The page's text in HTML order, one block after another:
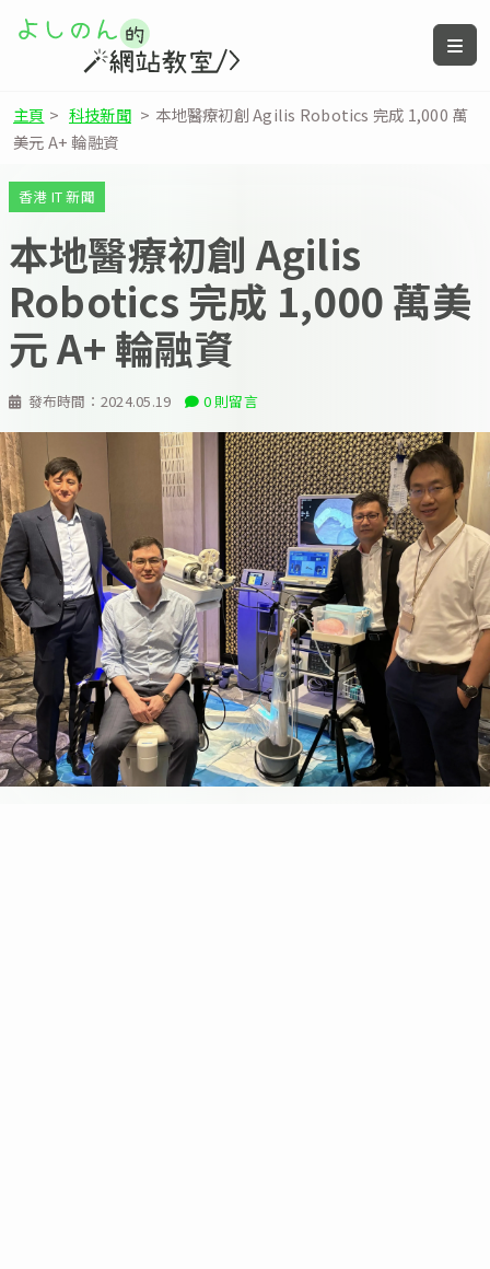
主頁 > 科技新聞 > 本地醫療初創 Agilis Robotics 完成 1,000 萬
美元 A+ 輪融資
發布時間： 2024.05.19 0 則留言
香港 IT 新聞
本地醫療初創 Agilis
Robotics 完成 1,000 萬美
元 A+ 輪融資